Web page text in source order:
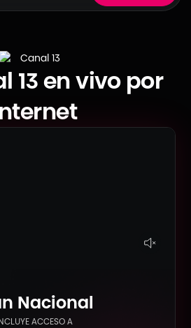
13 en vivo por
Nacional
ACCESO A